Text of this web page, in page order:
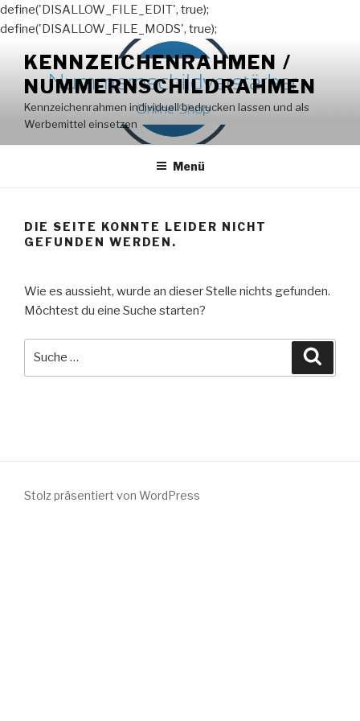
define('DISALLOW_FILE_EDIT', true);
define('DISALLOW_FILE_MODS', true);
Inhalt
springen
KENNZEICHENRAHMEN /
NUMMERNSCHILDRAHMEN
Kennzeichenrahmen individuell bedrucken lassen und als
Werbemittel einsetzen
Menü
DIE SEITE KONNTE LEIDER NICHT
GEFUNDEN WERDEN.
Wie es aussieht, wurde an dieser Stelle nichts gefunden.
Möchtest du eine Suche starten?
Stolz präsentiert von WordPress